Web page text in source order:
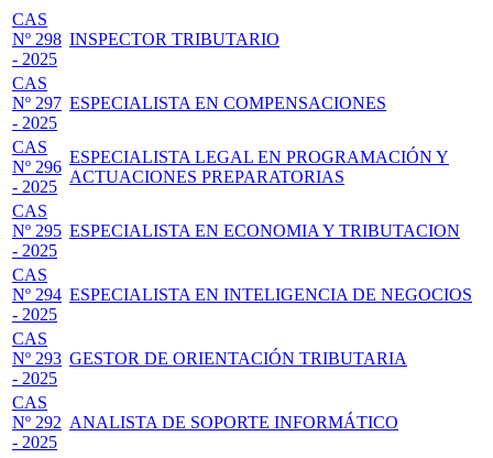
CAS
Nº 298
- 2025
INSPECTOR TRIBUTARIO
CAS
Nº 297
- 2025
ESPECIALISTA EN COMPENSACIONES
CAS
Nº 296
- 2025
ESPECIALISTA LEGAL EN PROGRAMACIÓN Y
ACTUACIONES PREPARATORIAS
CAS
Nº 295
- 2025
ESPECIALISTA EN ECONOMIA Y TRIBUTACION
CAS
Nº 294
- 2025
ESPECIALISTA EN INTELIGENCIA DE NEGOCIOS
CAS
Nº 293
- 2025
GESTOR DE ORIENTACIÓN TRIBUTARIA
CAS
Nº 292
- 2025
ANALISTA DE SOPORTE INFORMÁTICO